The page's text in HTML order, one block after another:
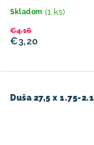
Skladom (1 ks)
€3,20
€4,16
Duša 27,5 x 1.75-